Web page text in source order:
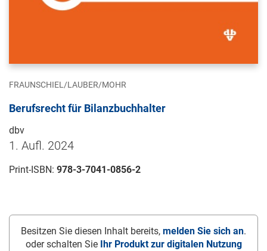
FRAUNSCHIEL/LAUBER/MOHR
Berufsrecht für Bilanzbuchhalter
dbv
1. Aufl. 2024
Print-ISBN: 978-3-7041-0856-2
Besitzen Sie diesen Inhalt bereits, melden Sie sich an.
oder schalten Sie
Ihr Produkt zur digitalen Nutzung